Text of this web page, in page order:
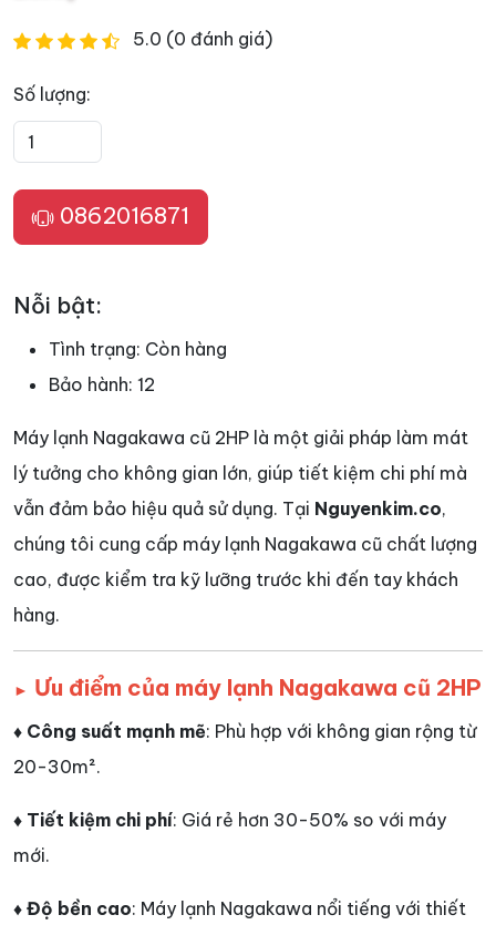
5.0 (0 đánh giá)
Số lượng:
0862016871
Nỗi bật:
Tình trạng: Còn hàng
Bảo hành: 12
Máy lạnh Nagakawa cũ 2HP là một giải pháp làm mát
lý tưởng cho không gian lớn, giúp tiết kiệm chi phí mà
vẫn đảm bảo hiệu quả sử dụng. Tại Nguyenkim.co,
chúng tôi cung cấp máy lạnh Nagakawa cũ chất lượng
cao, được kiểm tra kỹ lưỡng trước khi đến tay khách
hàng.
► Ưu điểm của máy lạnh Nagakawa cũ 2HP
♦ Công suất mạnh mẽ: Phù hợp với không gian rộng từ
20-30m².
♦ Tiết kiệm chi phí: Giá rẻ hơn 30-50% so với máy
mới.
♦ Độ bền cao: Máy lạnh Nagakawa nổi tiếng với thiết